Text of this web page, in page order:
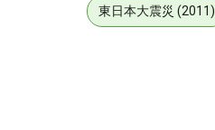
東日本大震災 (2011)